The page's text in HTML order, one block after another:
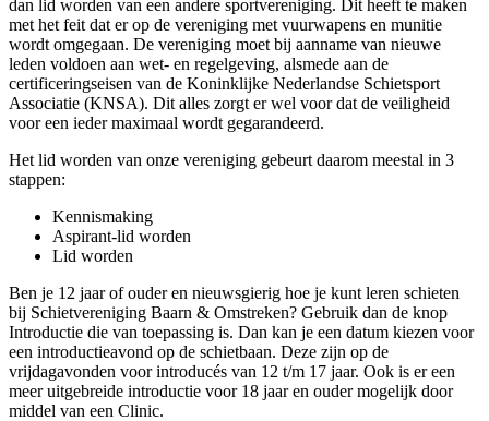
dan lid worden van een andere sportvereniging. Dit heeft te maken
met het feit dat er op de vereniging met vuurwapens en munitie
wordt omgegaan. De vereniging moet bij aanname van nieuwe
leden voldoen aan wet- en regelgeving, alsmede aan de
certificeringseisen van de Koninklijke Nederlandse Schietsport
Associatie (KNSA). Dit alles zorgt er wel voor dat de veiligheid
voor een ieder maximaal wordt gegarandeerd.
Het lid worden van onze vereniging gebeurt daarom meestal in 3
stappen:
Kennismaking
Aspirant-lid worden
Lid worden
Ben je 12 jaar of ouder en nieuwsgierig hoe je kunt leren schieten
bij Schietvereniging Baarn & Omstreken? Gebruik dan de knop
Introductie die van toepassing is. Dan kan je een datum kiezen voor
een introductieavond op de schietbaan. Deze zijn op de
vrijdagavonden voor introducés van 12 t/m 17 jaar. Ook is er een
meer uitgebreide introductie voor 18 jaar en ouder mogelijk door
middel van een Clinic.